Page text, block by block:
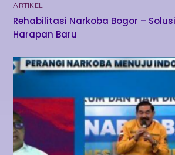
ARTIKEL
Rehabilitasi Narkoba Bogor –
Harapan Baru